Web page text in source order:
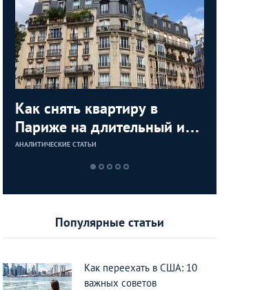
Как снять квартиру в
Париже на длительный или
короткий срок
АНАЛИТИЧЕСКИЕ СТАТЬИ
Популярные статьи
Как переехать в США: 10
важных советов